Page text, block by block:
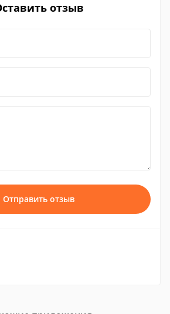
отзыв
Отправить отзыв